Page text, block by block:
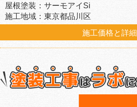
屋根塗装：サーモアイSi
施工地域：東京都品川区
施工価格と詳細